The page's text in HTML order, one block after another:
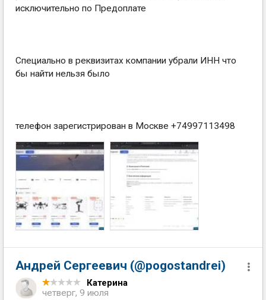
исключительно по Предоплате
Специально в реквизитах компании убрали ИНН что
бы найти нельзя было
телефон зарегистрирован в Москве +74997113498
Андрей Сергеевич (@pogostandrei)
Катерина
четверг, 9 июля